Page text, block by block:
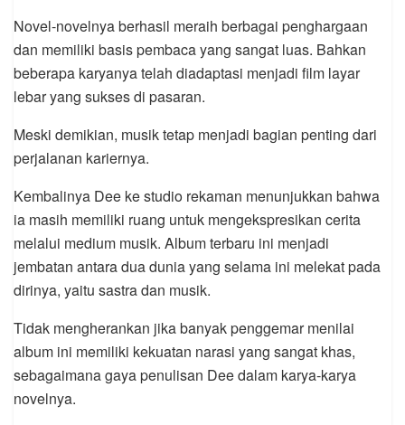
Novel-novelnya berhasil meraih berbagai penghargaan
dan memiliki basis pembaca yang sangat luas. Bahkan
beberapa karyanya telah diadaptasi menjadi film layar
lebar yang sukses di pasaran.
Meski demikian, musik tetap menjadi bagian penting dari
perjalanan kariernya.
Kembalinya Dee ke studio rekaman menunjukkan bahwa
ia masih memiliki ruang untuk mengekspresikan cerita
melalui medium musik. Album terbaru ini menjadi
jembatan antara dua dunia yang selama ini melekat pada
dirinya, yaitu sastra dan musik.
Tidak mengherankan jika banyak penggemar menilai
album ini memiliki kekuatan narasi yang sangat khas,
sebagaimana gaya penulisan Dee dalam karya-karya
novelnya.